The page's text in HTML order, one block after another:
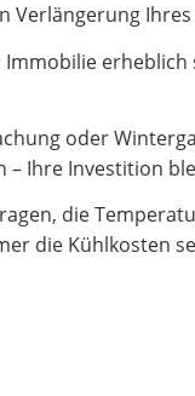
Verlängerung Ihres
oder
– Ihre Investition
die
die Kühlkosten